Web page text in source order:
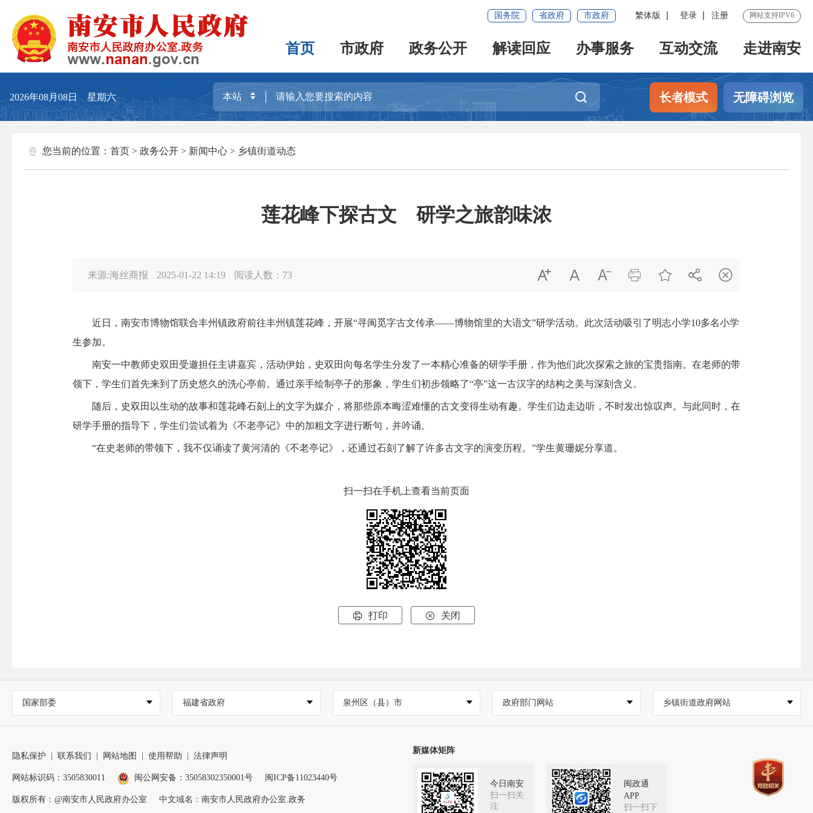
国务院 省政府 市政府 繁体版 登录 注册 网站支持IPV6
首页 市政府 政务公开 解读回应 办事服务 互动交流 走进南安
2026年08月08日 星期六 长者模式 无障碍浏览
您当前的位置： 首页 > 政务公开 > 新闻中心 > 乡镇街道动态
莲花峰下探古文 研学之旅韵味浓
来源:海丝商报 2025-01-22 14:19 阅读人数： 73       
近日，南安市博物馆联合丰州镇政府前往丰州镇莲花峰，开展“寻闽觅字古文传承——博物馆里的大语文”研学活动。此次活动吸引了明志小学10多名小学
生参加。
南安一中教师史双田受邀担任主讲嘉宾，活动伊始，史双田向每名学生分发了一本精心准备的研学手册，作为他们此次探索之旅的宝贵指南。在老师的带
领下，学生们首先来到了历史悠久的洗心亭前。通过亲手绘制亭子的形象，学生们初步领略了“亭”这一古汉字的结构之美与深刻含义。
随后，史双田以生动的故事和莲花峰石刻上的文字为媒介，将那些原本晦涩难懂的古文变得生动有趣。学生们边走边听，不时发出惊叹声。与此同时，在
研学手册的指导下，学生们尝试着为《不老亭记》中的加粗文字进行断句，并吟诵。
“在史老师的带领下，我不仅诵读了黄河清的《不老亭记》，还通过石刻了解了许多古文字的演变历程。”学生黄珊妮分享道。
扫一扫在手机上查看当前页面
 打印  关闭
国家部委 福建省政府 泉州区（县）市 政府部门网站 乡镇街道政府网站
隐私保护 联系我们 网站地图 使用帮助 法律声明
网站标识码：3505830011 闽公网安备：35058302350001号 闽ICP备11023440号
版权所有：@南安市人民政府办公室 中文域名：南安市人民政府办公室.政务
新媒体矩阵
今日南安
扫一扫关
注
闽政通
APP
扫一扫下